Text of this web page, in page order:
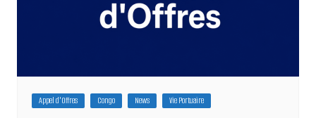
Appel d'Offres Congo News Vie Portuaire